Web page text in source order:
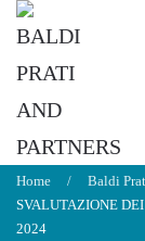
Home Baldi
SVALUTAZIONE
2024